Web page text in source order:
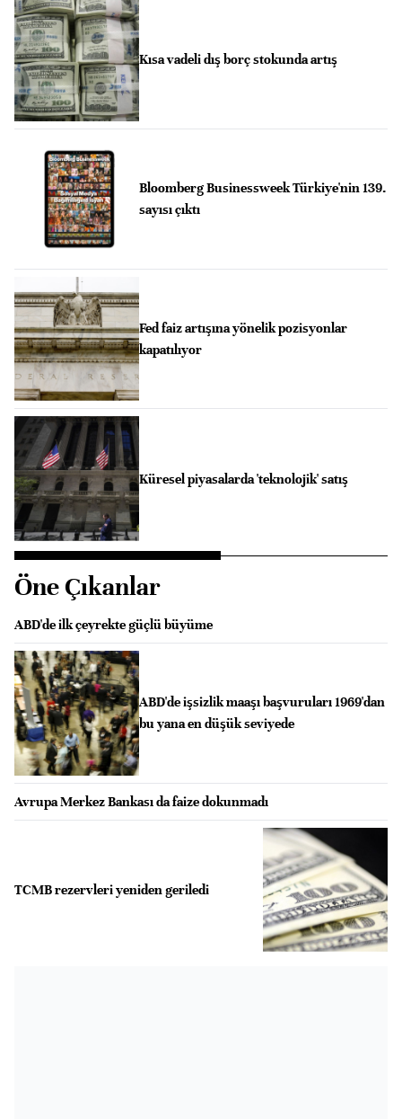
Kısa vadeli dış borç stokunda artış
Bloomberg Businessweek Türkiye'nin 139.
sayısı çıktı
Fed faiz artışına yönelik pozisyonlar
kapatılıyor
Küresel piyasalarda 'teknolojik' satış
Öne Çıkanlar
ABD'de ilk çeyrekte güçlü büyüme
ABD'de işsizlik maaşı başvuruları 1969'dan
bu yana en düşük seviyede
Avrupa Merkez Bankası da faize dokunmadı
TCMB rezervleri yeniden geriledi